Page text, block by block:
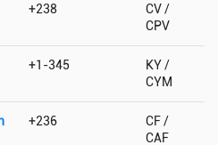
+238
CV /
CPV
+1-345
KY /
CYM
+236
CF /
CAF